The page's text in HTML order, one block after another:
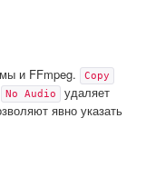
и FFmpeg. Copy
No Audio
удаляет
явно указать